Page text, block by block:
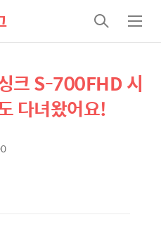
검
색
메
뉴
크 S-700FHD 시
다녀왔어요!